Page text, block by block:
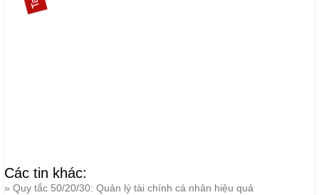
Các tin khác:
» Quy tắc 50/20/30: Quản lý tài chính cá nhân hiệu quả